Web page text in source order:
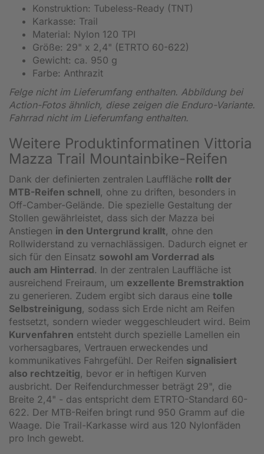
Konstruktion: Tubeless-Ready (TNT)
Karkasse: Trail
Material: Nylon 120 TPI
Größe: 29" x 2,4" (ETRTO 60-622)
Gewicht: ca. 950 g
Farbe: Anthrazit
Felge nicht im Lieferumfang enthalten. Abbildung bei
Action-Fotos ähnlich, diese zeigen die Enduro-Variante.
Fahrrad nicht im Lieferumfang enthalten.
Weitere Produktinformatinen Vittoria
Mazza Trail Mountainbike-Reifen
Dank der definierten zentralen Lauffläche rollt der
MTB-Reifen schnell, ohne zu driften, besonders in
Off-Camber-Gelände. Die spezielle Gestaltung der
Stollen gewährleistet, dass sich der Mazza bei
Anstiegen in den Untergrund krallt, ohne den
Rollwiderstand zu vernachlässigen. Dadurch eignet er
sich für den Einsatz sowohl am Vorderrad als
auch am Hinterrad. In der zentralen Lauffläche ist
ausreichend Freiraum, um exzellente Bremstraktion
zu generieren. Zudem ergibt sich daraus eine tolle
Selbstreinigung, sodass sich Erde nicht am Reifen
festsetzt, sondern wieder weggeschleudert wird. Beim
Kurvenfahren entsteht durch spezielle Lamellen ein
vorhersagbares, Vertrauen erweckendes und
kommunikatives Fahrgefühl. Der Reifen signalisiert
also rechtzeitig, bevor er in heftigen Kurven
ausbricht. Der Reifendurchmesser beträgt 29", die
Breite 2,4" - das entspricht dem ETRTO-Standard 60-
622. Der MTB-Reifen bringt rund 950 Gramm auf die
Waage. Die Trail-Karkasse wird aus 120 Nylonfäden
pro Inch gewebt.